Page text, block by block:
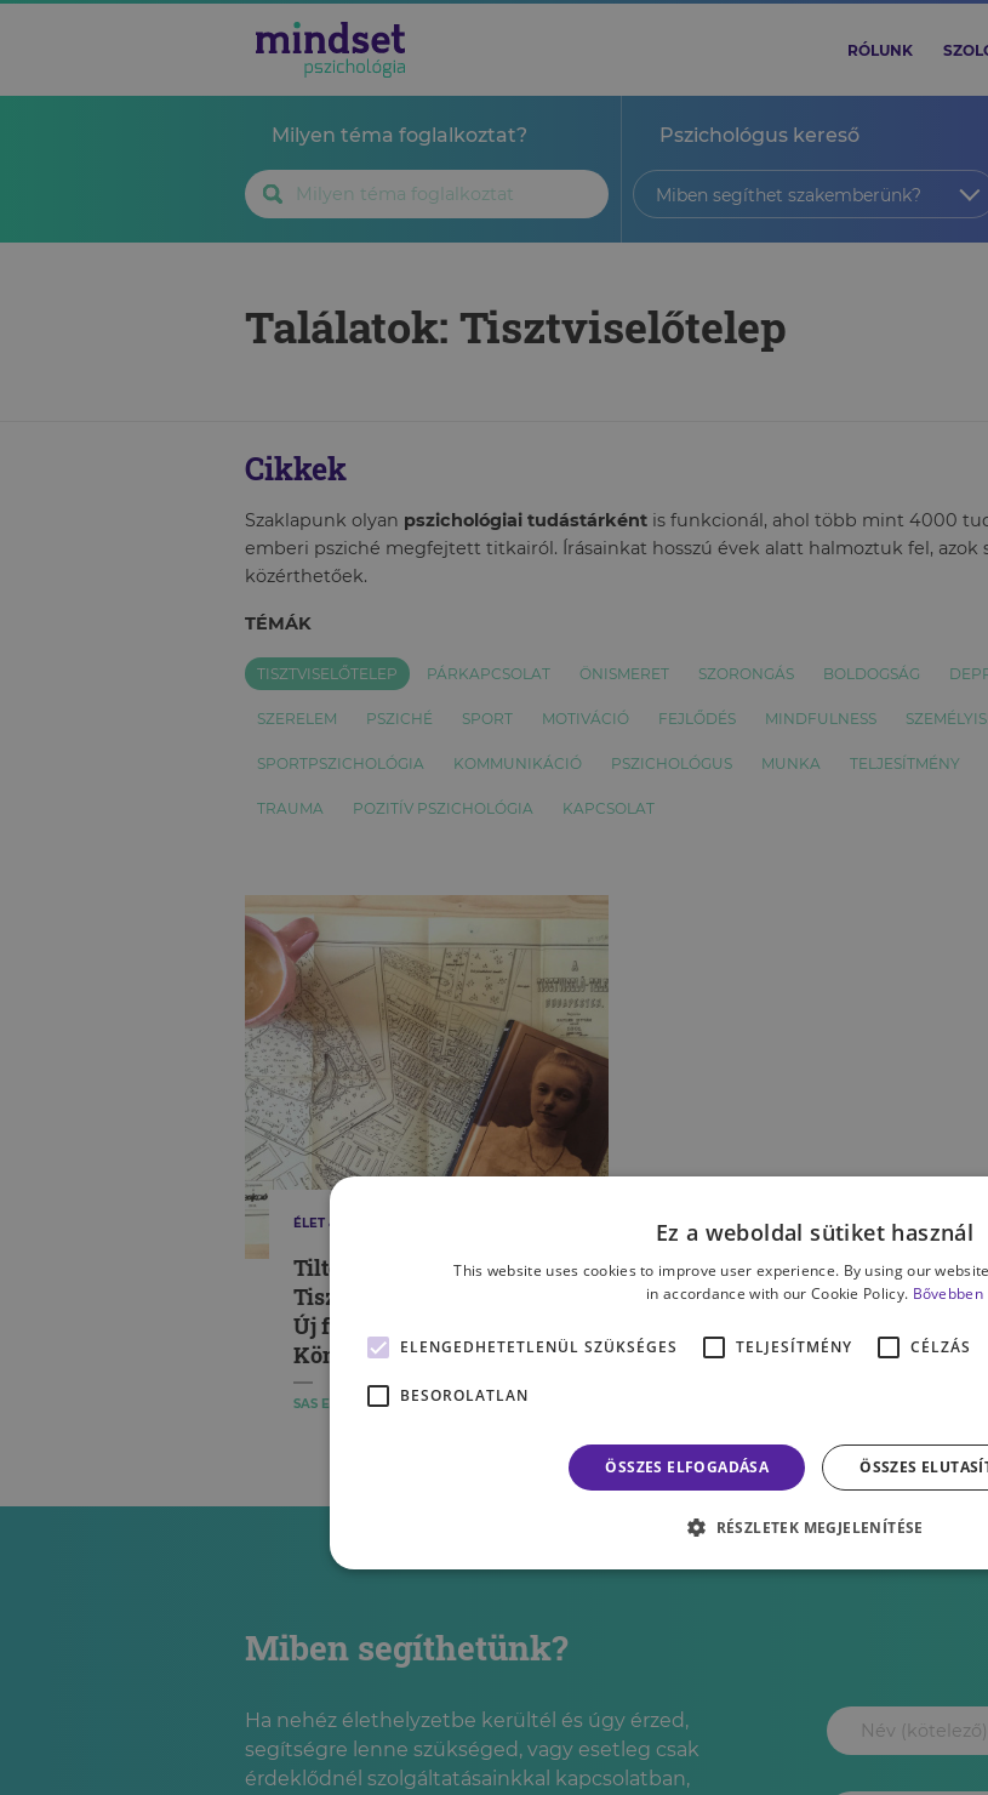
RÓLUNK
Milyen téma foglalkoztat? Pszichológus kereső
Miben segíthet szakemberünk?
Találatok: Tisztviselőtelep
Cikkek
Szaklapunk olyan pszichológiai tudástárként is funkcionál, ahol több mint 4000
emberi psziché megfejtett titkairól. Írásainkat hosszú évek alatt halmoztuk fel, azok
közérthetőek.
TÉMÁK
TISZTVISELŐTELEP PÁRKAPCSOLAT ÖNISMERET SZORONGÁS BOLDOGSÁG
SZERELEM PSZICHÉ SPORT MOTIVÁCIÓ FEJLŐDÉS MINDFULNESS
SPORTPSZICHOLÓGIA KOMMUNIKÁCIÓ PSZICHOLÓGUS MUNKA TELJESÍTMÉNY
TRAUMA POZITÍV PSZICHOLÓGIA KAPCSOLAT
ÉLET & PSZICHOLÓGIA
Tiltott történet a
Tisztviselőtelep titkairól:
Új föld, új szerencse? –
Könyvajánlónk
SAS ESZTER
Miben segíthetünk?
Ha nehéz élethelyzetbe kerültél és úgy érzed,
segítségre lenne szükséged, vagy esetleg csak
érdeklődnél szolgáltatásainkkal kapcsolatban,
Ez a weboldal sütiket használ
This website uses cookies to improve user experience. By using our
in accordance with our Cookie Policy. Bővebben
ELENGEDHETETLENÜL SZÜKSÉGES TELJESÍTMÉNY CÉLZÁS
BESOROLATLAN
ÖSSZES ELFOGADÁSA ÖSSZES
RÉSZLETEK MEGJELENÍTÉSE